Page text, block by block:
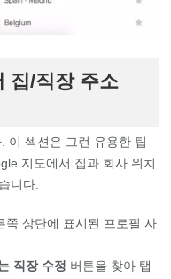
집/직장 주소
이 섹션은 그런 유용한 팁
지도에서 집과 회사 위치
니다.
쪽 상단에 표시된 프로필 사
직장 수정 버튼을 찾아 탭